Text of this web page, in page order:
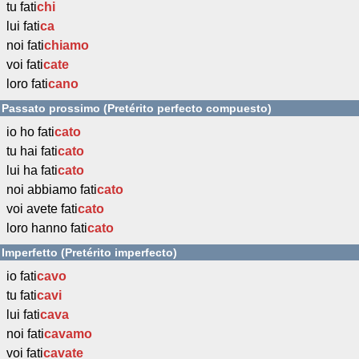
tu fatichi
lui fatica
noi fatichiamo
voi faticate
loro faticano
Passato prossimo (Pretérito perfecto compuesto)
io ho faticato
tu hai faticato
lui ha faticato
noi abbiamo faticato
voi avete faticato
loro hanno faticato
Imperfetto (Pretérito imperfecto)
io faticavo
tu faticavi
lui faticava
noi faticavamo
voi faticavate